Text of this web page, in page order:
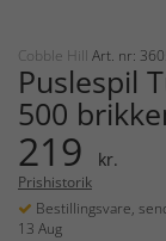
Cobble Hill Art. nr:
Puslespil
500
219 kr.
Prishistorik
Bestillingsvare,
13 Aug